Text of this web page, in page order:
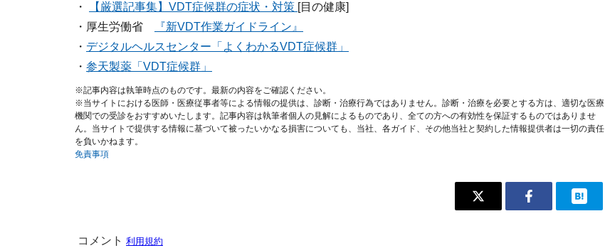
・
【厳選記事集】VDT症候群の症状・対策 [目の健康]
・厚生労働省
『新VDT作業ガイドライン』
・ デジタルヘルスセンター「よくわかるVDT症候群」
・ 参天製薬「VDT症候群」
※記事内容は執筆時点のものです。最新の内容をご確認ください。
※当サイトにおける医師・医療従事者等による情報の提供は、診断・治療行為ではありません。診断・治療を必要とする方は、適切な医療
機関での受診をおすすめいたします。記事内容は執筆者個人の見解によるものであり、全ての方への有効性を保証するものではありませ
ん。当サイトで提供する情報に基づいて被ったいかなる損害についても、当社、各ガイド、その他当社と契約した情報提供者は一切の責任
を負いかねます。
免責事項